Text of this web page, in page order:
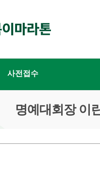
사전접수
명예대회장 이